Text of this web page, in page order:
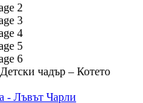
Детски чадър – Котето